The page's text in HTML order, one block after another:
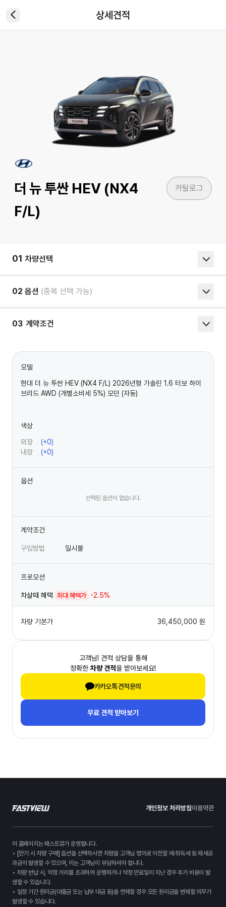
상세견적
더 뉴 투싼 HEV (NX4
F/L)
카탈로그
01 차량선택
02 옵션 (중복 선택 가능)
03 계약조건
모델
현대 더 뉴 투싼 HEV (NX4 F/L) 2026년형 가솔린 1.6 터보 하이
브리드 AWD (개별소비세 5%) 모던 (자동)
색상
외장
(+0)
내장
(+0)
옵션
선택된 옵션이 없습니다.
계약조건
구입방법 일시불
프로모션
차살때 혜택 최대 혜택가 -2.5%
차량 기본가 36,450,000 원
고객님! 견적 상담을 통해
정확한 차량 견적을 받아보세요!
카카오톡 견적문의
무료 견적 받아보기
개인정보 처리방침이용약관
이 홈페이지는 패스트뷰가 운영합니다.
• [만기 시 차량 구매] 옵션을 선택하시면 차량을 고객님 명의로 이전할 때 취득세 등 제세공
과금이 발생할 수 있으며, 이는 고객님이 부담하셔야 합니다.
• 차량 반납 시, 약정 거리를 초과하여 운행하거나 약정 만료일이 지난 경우 추가 비용이 발
생할 수 있습니다.
• 일정 기간 원리금(대출금 또는 납부 대금 등)을 연체할 경우 모든 원리금을 변제할 의무가
발생할 수 있습니다.